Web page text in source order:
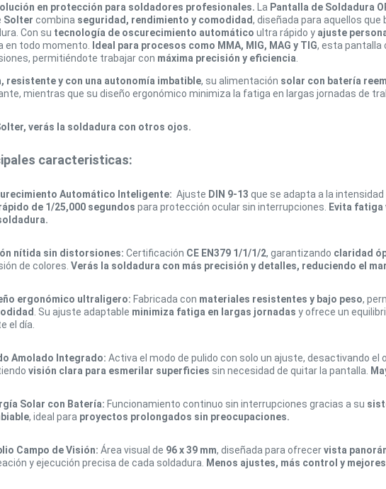
en protección para soldadores profesionales. La Pantalla de Soldadura
Solter combina seguridad, rendimiento y comodidad, diseñada para aquellos
Con su tecnología de oscurecimiento automático ultra rápido y ajuste
en todo momento.
Ideal para procesos como MMA, MIG, MAG y TIG, esta pantalla
permitiéndote trabajar con máxima precisión y eficiencia
resistente y con una autonomía imbatible, su alimentación solar con batería
mientras que su diseño ergonómico minimiza la fatiga en largas jornadas de
verás la soldadura con otros ojos.
caracteristicas:
Automático Inteligente: Ajuste DIN 9-13 que se adapta a la intensidad
de 1/25,000 segundos para protección ocular sin interrupciones.
Evita fatiga
nítida sin distorsiones: Certificación CE EN379 1/1/1/2, garantizando claridad
de colores. Verás la soldadura con más precisión y detalles, reduciendo el
ergonómico ultraligero: Fabricada con materiales resistentes y bajo peso,
. Su ajuste adaptable minimiza fatiga en largas jornadas y ofrece un
el día.
Amolado Integrado: Activa el modo de pulido con solo un ajuste, desactivando
visión clara para esmerilar superficies sin necesidad de quitar la pantalla.
Solar con Batería: Funcionamiento continuo sin interrupciones gracias a su
, ideal para proyectos prolongados sin preocupaciones.
Campo de Visión: Área visual de 96 x 39 mm, diseñada para ofrecervista
y ejecución precisa de cada soldadura.
Menos ajustes, más control y